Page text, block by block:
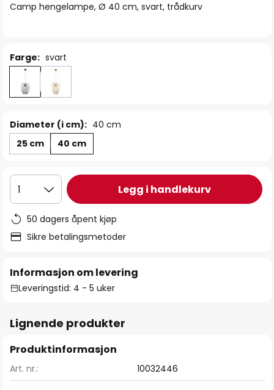
Camp hengelampe, Ø 40 cm, svart, trådkurv
Farge: svart
Diameter (i cm): 40 cm
25 cm
40 cm
1 Legg i handlekurv
50 dagers åpent kjøp
Sikre betalingsmetoder
Informasjon om levering
Leveringstid: 4 - 5 uker
Lignende produkter
Produktinformasjon
Art. nr.: 10032446